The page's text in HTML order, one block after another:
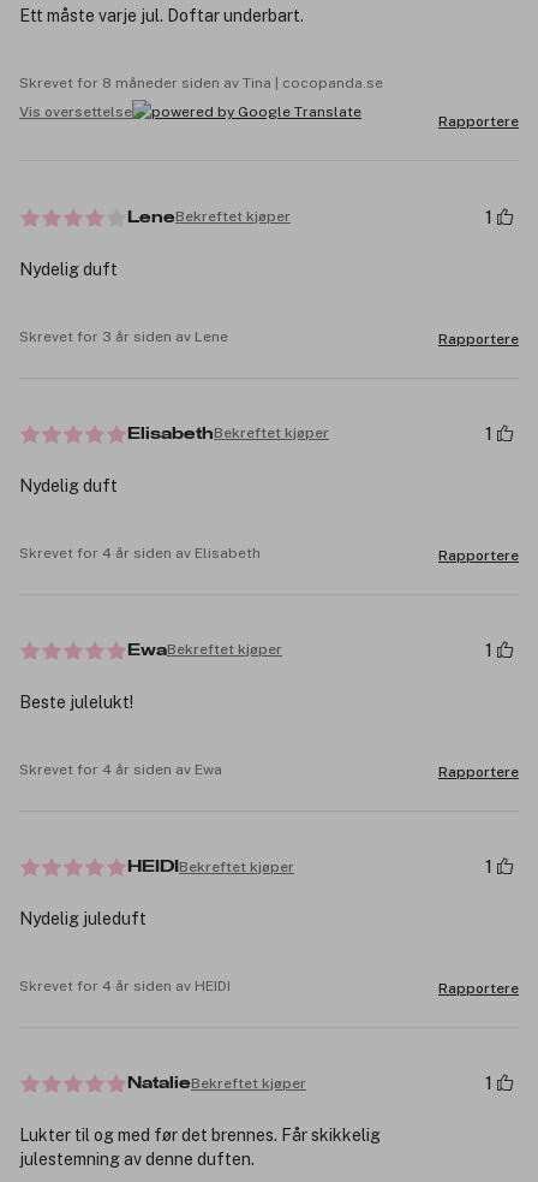
Ett måste varje jul. Doftar underbart.
Skrevet for 8 måneder siden av Tina | cocopanda.se
Vis oversettelse
Rapportere
LeneBekreftet kjøper 1
Nydelig duft
Skrevet for 3 år siden av Lene Rapportere
ElisabethBekreftet kjøper 1
Nydelig duft
Skrevet for 4 år siden av Elisabeth Rapportere
EwaBekreftet kjøper 1
Beste julelukt!
Skrevet for 4 år siden av Ewa Rapportere
HEIDI Bekreftet kjøper 1
Nydelig juleduft
Skrevet for 4 år siden av HEIDI Rapportere
NatalieBekreftet kjøper 1
Lukter til og med før det brennes. Får skikkelig
julestemning av denne duften.